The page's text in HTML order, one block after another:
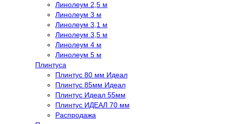
Линолеум 2,5 м
Линолеум 3 м
Линолеум 3,1 м
Линолеум 3,5 м
Линолеум 4 м
Линолеум 5 м
Плинтуса
Плинтус 80 мм Идеал
Плинтус 85мм Идеал
Плинтус Идеал 55мм
Плинтус ИДЕАЛ 70 мм
Распродажа